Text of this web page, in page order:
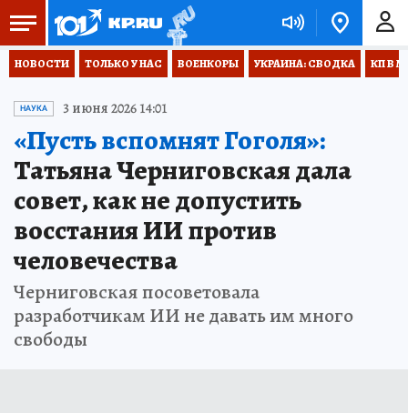
НОВОСТИ ТОЛЬКО У НАС ВОЕНКОРЫ УКРАИНА: СВОДКА КП В
НАУКА 3 июня 2026 14:01
«Пусть вспомнят Гоголя»:
Татьяна Черниговская дала
совет, как не допустить
восстания ИИ против
человечества
Черниговская посоветовала
разработчикам ИИ не давать им много
свободы